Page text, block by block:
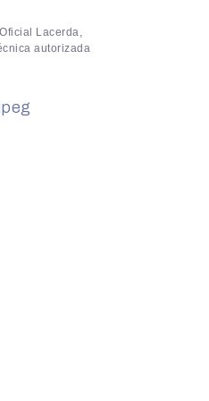
Lacerda,
autorizada